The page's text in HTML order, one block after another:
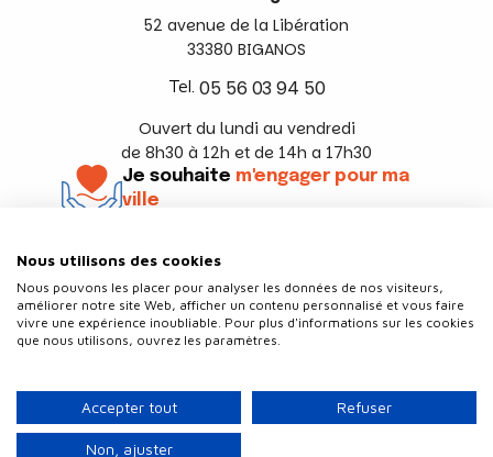
52 avenue de la Libération
33380 BIGANOS
Tel. 05 56 03 94 50
Ouvert du lundi au vendredi
de 8h30 à 12h et de 14h a 17h30
Je souhaite m'engager pour ma
ville
Politique de confidentialité
Plan du site
Nous utilisons des cookies
Nous pouvons les placer pour analyser les données de nos visiteurs,
améliorer notre site Web, afficher un contenu personnalisé et vous faire
vivre une expérience inoubliable. Pour plus d'informations sur les cookies
que nous utilisons, ouvrez les paramètres.
Accepter tout Refuser
Non, ajuster